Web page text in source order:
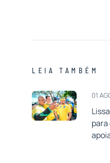
LEIA TAMBÉM
01
para